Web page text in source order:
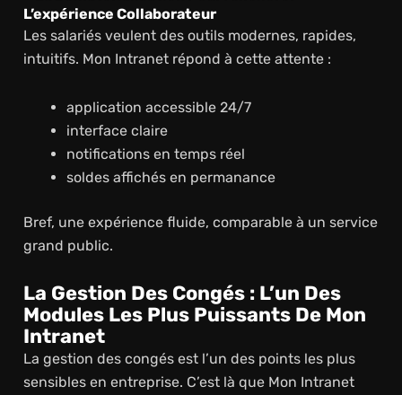
L’expérience Collaborateur
Les salariés veulent des outils modernes, rapides,
intuitifs. Mon Intranet répond à cette attente :
application accessible 24/7
interface claire
notifications en temps réel
soldes affichés en permanance
Bref, une expérience fluide, comparable à un service
grand public.
La Gestion Des Congés : L’un Des
Modules Les Plus Puissants De Mon
Intranet
La gestion des congés est l’un des points les plus
sensibles en entreprise. C’est là que Mon Intranet